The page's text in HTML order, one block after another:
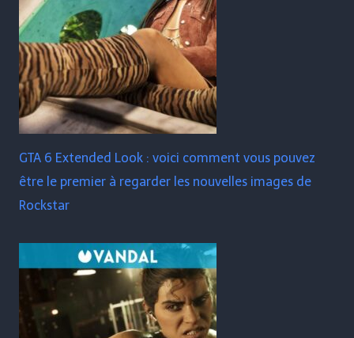
GTA 6 Extended Look : voici comment vous pouvez
être le premier à regarder les nouvelles images de
Rockstar